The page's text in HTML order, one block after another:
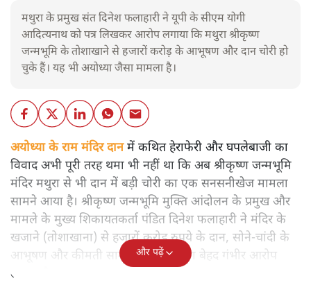
मथुरा के प्रमुख संत दिनेश फलाहारी ने यूपी के सीएम योगी
आदित्यनाथ को पत्र लिखकर आरोप लगाया कि मथुरा श्रीकृष्ण
जन्मभूमि के तोशाखाने से हजारों करोड़ के आभूषण और दान चोरी हो
चुके हैं। यह भी अयोध्या जैसा मामला है।
अयोध्या के राम मंदिर दानमें कथित हेराफेरी और घपलेबाजी का
विवाद अभी पूरी तरह थमा भी नहीं था कि अब श्रीकृष्ण जन्मभूमि
मंदिर मथुरा से भी दान में बड़ी चोरी का एक सनसनीखेज मामला
सामने आया है। श्रीकृष्ण जन्मभूमि मुक्ति आंदोलन के प्रमुख और
मामले के मुख्य शिकायतकर्ता पंडित दिनेश फलाहारी ने मंदिर के
खजाने (तोशाखाना) से हजारों करोड़ रुपये के दान, सोने-चांदी के
आभूषण और कीमती सामान चोरी होने का बेहद गंभीर आरोप
लगाया है।
और पढ़ें